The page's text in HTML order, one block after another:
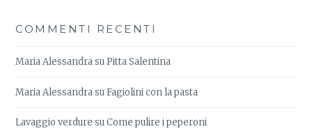
COMMENTI RECENTI
Maria AlessandrasuPitta Salentina
Maria AlessandrasuFagiolini con la pasta
Lavaggio verdure suCome pulire i peperoni